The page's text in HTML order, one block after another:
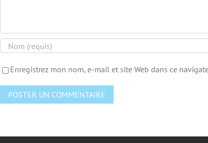
Enregistrez mon nom, e-mail et site Web dans ce